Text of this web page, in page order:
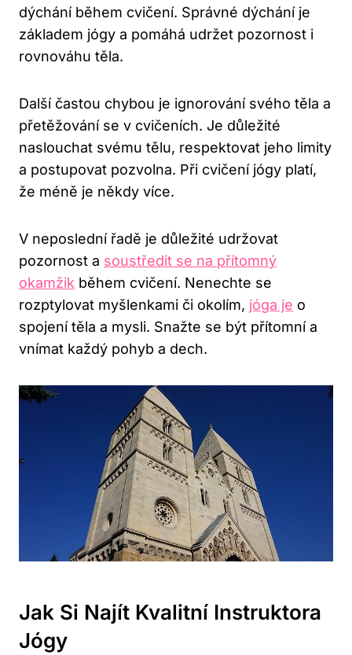
dýchání během cvičení. Správné dýchání je
základem jógy a pomáhá udržet pozornost i
rovnováhu těla.
Další častou chybou je ignorování svého těla a
přetěžování se v cvičeních. Je důležité
naslouchat svému tělu, respektovat jeho limity
a postupovat pozvolna. Při cvičení jógy platí,
že méně je někdy více.
V neposlední řadě je důležité udržovat
pozornost a soustředit se na přítomný
okamžik během cvičení. Nenechte se
rozptylovat myšlenkami či okolím, jóga je o
spojení těla a mysli. Snažte se být přítomní a
vnímat každý pohyb a dech.
Jak Si Najít Kvalitní Instruktora
Jógy